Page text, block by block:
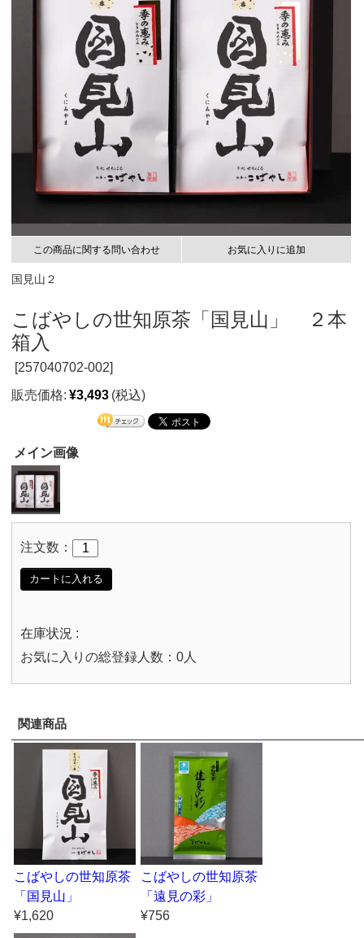
この商品に関する問い合わせ お気に入りに追加
国見山２
こばやしの世知原茶「国見山」 ２本
箱入
[257040702-002]
販売価格: ¥3,493 (税込)
メイン画像
注文数：
カートに入れる
在庫状況 :
お気に入りの総登録人数：0人
関連商品
こばやしの世知原茶
「国見山」
¥1,620
こばやしの世知原茶
「遠見の彩」
¥756